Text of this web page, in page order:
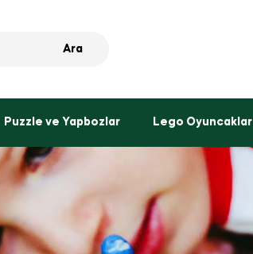
Ara
Puzzle ve Yapbozlar Lego Oyuncaklar